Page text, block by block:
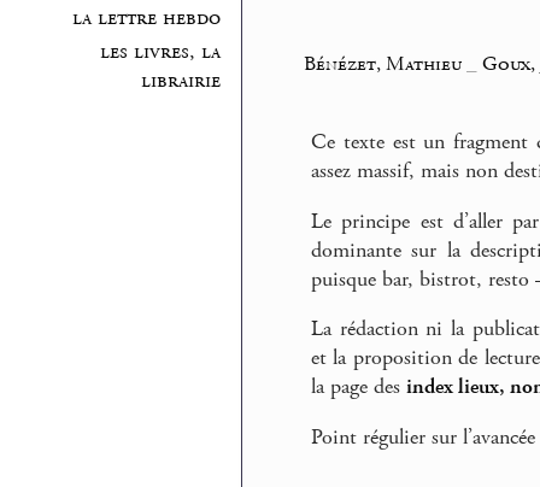
la lettre hebdo
les livres, la
librairie
Bénézet, Mathieu Goux,
Ce texte est un fragment
assez massif, mais non
Le principe est d’aller
dominante sur la
puisque bar, bistrot,
La rédaction ni la
et la proposition de
la page des index lieux,
Point régulier sur